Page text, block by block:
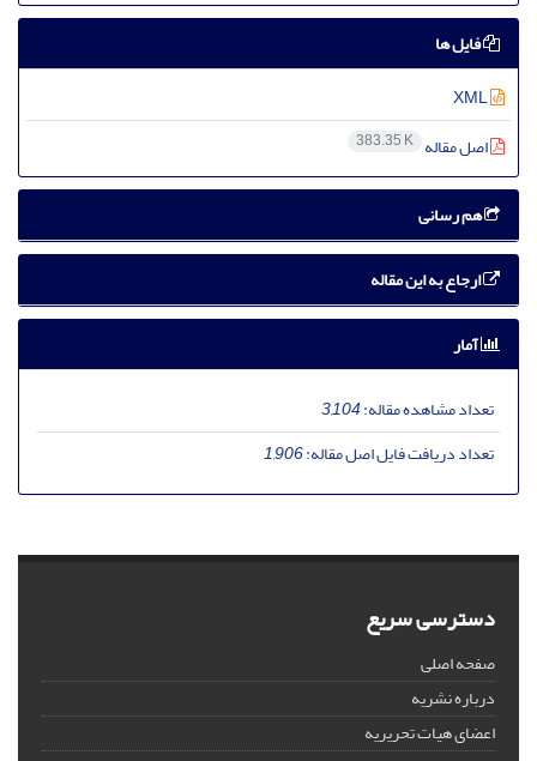
فایل ها
اصل مقاله 383.35 K
هم رسانی
ارجاع به این مقاله
آمار
تعداد مشاهده مقاله:3,104
تعداد دریافت فایل اصل مقاله:1,906
دسترسی سریع
صفحه اصلی
درباره نشریه
اعضای هیات تحریریه